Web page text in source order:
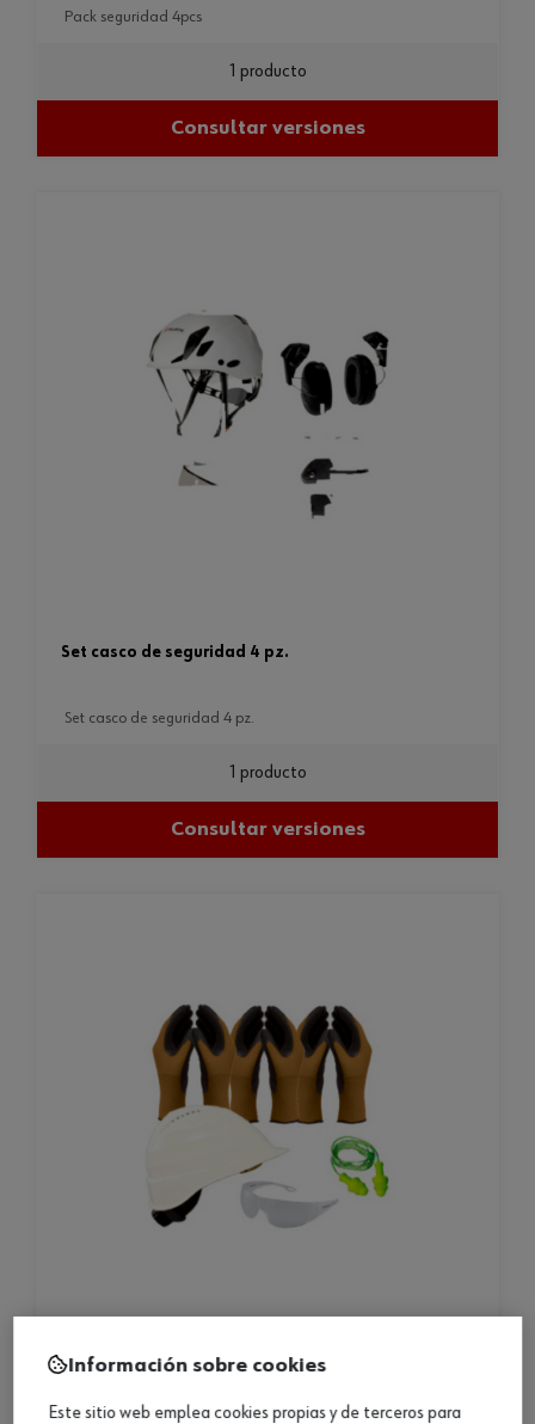
pack seguridad 4pcs
1 producto
Consultar versiones
set casco de seguridad 4 pz.
set casco de seguridad 4 pz.
1 producto
Consultar versiones
pz.
set guantes prot. +gafas + tapón oídos+casco 9 pz.
Información sobre cookies
Este sitio web emplea cookies propias y de terceros para